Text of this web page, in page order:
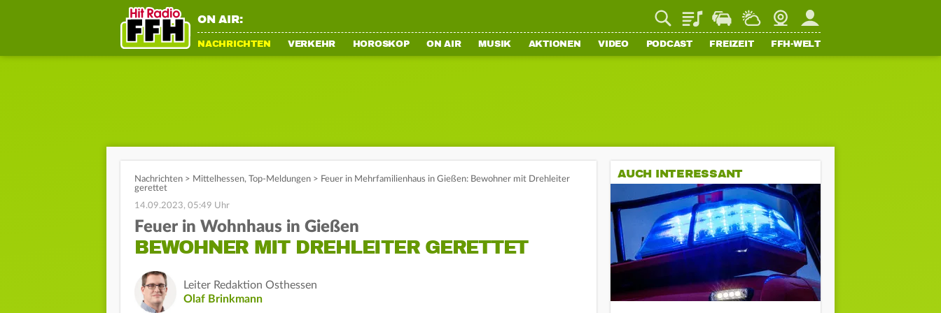
ON AIR: PlaylistStaupilotWetterWebcamMein FFH
NACHRICHTEN VERKEHR HOROSKOP ON AIR MUSIK AKTIONEN VIDEO PODCAST FREIZEIT FFH-WELT
Nachrichten > Mittelhessen, Top-Meldungen > Feuer in Mehrfamilienhaus in Gießen: Bewohner mit Drehleiter
gerettet
14.09.2023, 05:49 Uhr
Feuer in Wohnhaus in Gießen
BEWOHNER MIT DREHLEITER GERETTET
Leiter Redaktion Osthessen
Olaf Brinkmann
AUCH INTERESSANT